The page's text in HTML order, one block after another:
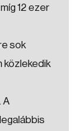
12 ezer
sok
közlekedik
A